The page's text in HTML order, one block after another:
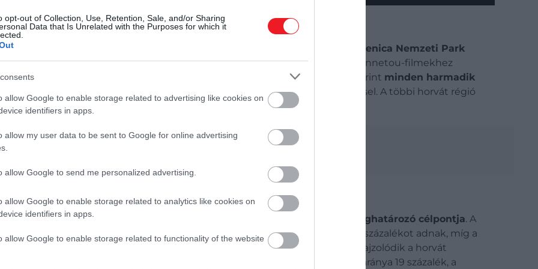
opt-out of Collection, Use, Retention, Sale, and/or Sharing
Data that Is Unrelated with the Purposes for which it
allow Google to enable storage related to advertising like cookies on
identifiers in apps.
allow my user data to be sent to Google for online advertising
allow Google to send me personalized advertising.
allow Google to enable storage related to analytics like cookies on
identifiers in apps.
allow Google to enable storage related to functionality of the website
mellé
Paklenica Nemzeti Park
és hegymászóhelyek várják a látogatókat, a térséghez pedig több, a Winnetou-filmekhez
aKvarner-öböl vezeti a horvátországi foglalásokat: a Szallas.hu adatai szerint minden harmadik
százalékkal követi, Isztria 15 százalékot, Split térsége13 százalékot képvisel. A többi horvát régió
a horvátok vendégszeretetét a digitális nomádok
a magyaroknál továbbra is a hosszabb nyári pihenések egyik meghatározó célpontja. A
6 éjszakára szól, ezt követik az 5 éjszakás pihenések. A 4 éjszakás utak 13 százalékot adnak, míg a
hosszabb nyaralások már ritkábbak.
A társaságok mérete
alapján is kirajzolódik a horvát
, ezek adják az összes horvátországi előfoglalás 30 százalékát. A kétfős utak aránya 19 százalék, a